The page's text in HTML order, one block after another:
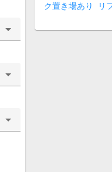
ク置き場あり
リ